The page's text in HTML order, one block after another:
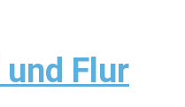
Flur